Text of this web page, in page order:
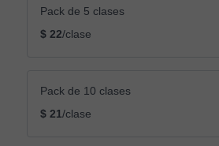
Pack de 5 clases
$ 22/clase
Pack de 10 clases
$ 21/clase